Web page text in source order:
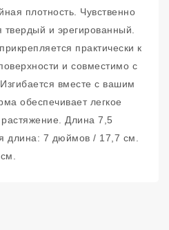
плотность. Чувственно
и эрегированный.
практически к
и совместимо с
вместе с вашим
обеспечивает легкое
Длина 7,5
длина: 7 дюймов / 17,7 см.